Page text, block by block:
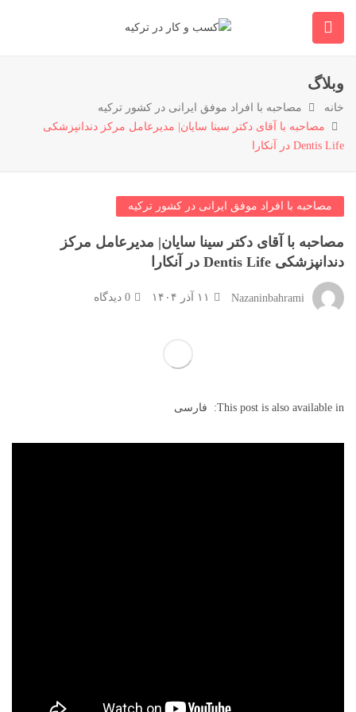
وبلاگ
خانه
مصاحبه با افراد موفق ایرانی در کشور ترکیه
مصاحبه با آقای دکتر سینا سایان| مدیرعامل مرکز دندانپزشکی
Dentis Life در آنکارا
مصاحبه با افراد موفق ایرانی در کشور ترکیه
مصاحبه با آقای دکتر سینا سایان| مدیرعامل مرکز
دندانپزشکی Dentis Life در آنکارا
Nazaninbahrami ۱۱ آذر ۱۴۰۴ 0 دیدگاه
This post is also available in: فارسی